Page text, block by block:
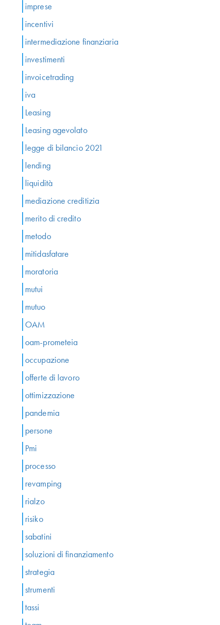
imprese
incentivi
intermediazione finanziaria
investimenti
invoicetrading
iva
Leasing
Leasing agevolato
legge di bilancio 2021
lending
liquidità
mediazione creditizia
merito di credito
metodo
mitidasfatare
moratoria
mutui
mutuo
OAM
oam-prometeia
occupazione
offerte di lavoro
ottimizzazione
pandemia
persone
Pmi
processo
revamping
rialzo
risiko
sabatini
soluzioni di finanziamento
strategia
strumenti
tassi